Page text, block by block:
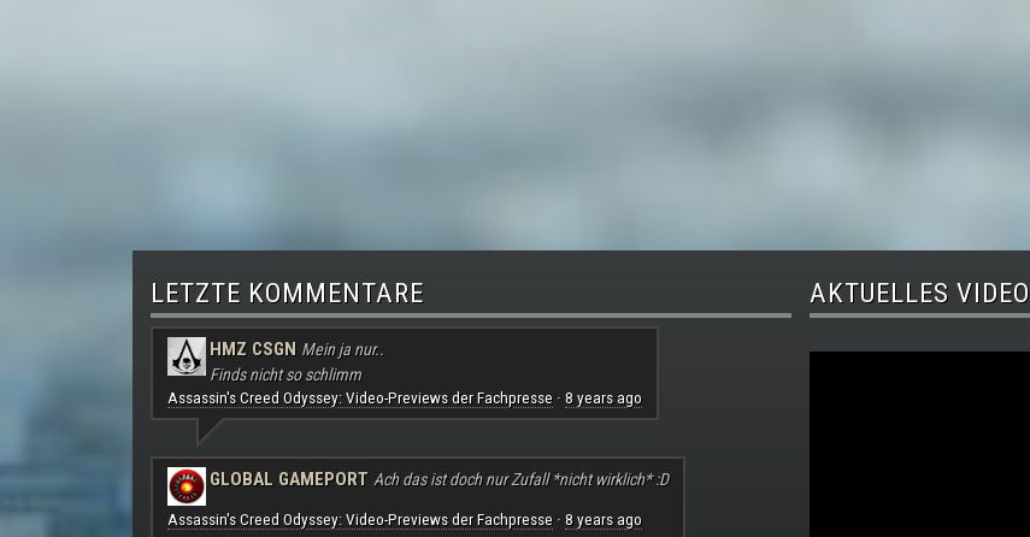
LETZTE KOMMENTARE
HMZ CSGN Mein ja nur..
Finds nicht so schlimm
Assassin's Creed Odyssey: Video-Previews der Fachpresse· 8 years ago
GLOBAL GAMEPORT Ach das ist doch nur Zufall *nicht wirklich* :D
Assassin's Creed Odyssey: Video-Previews der Fachpresse· 8 years ago
AKTUELLES VIDEO